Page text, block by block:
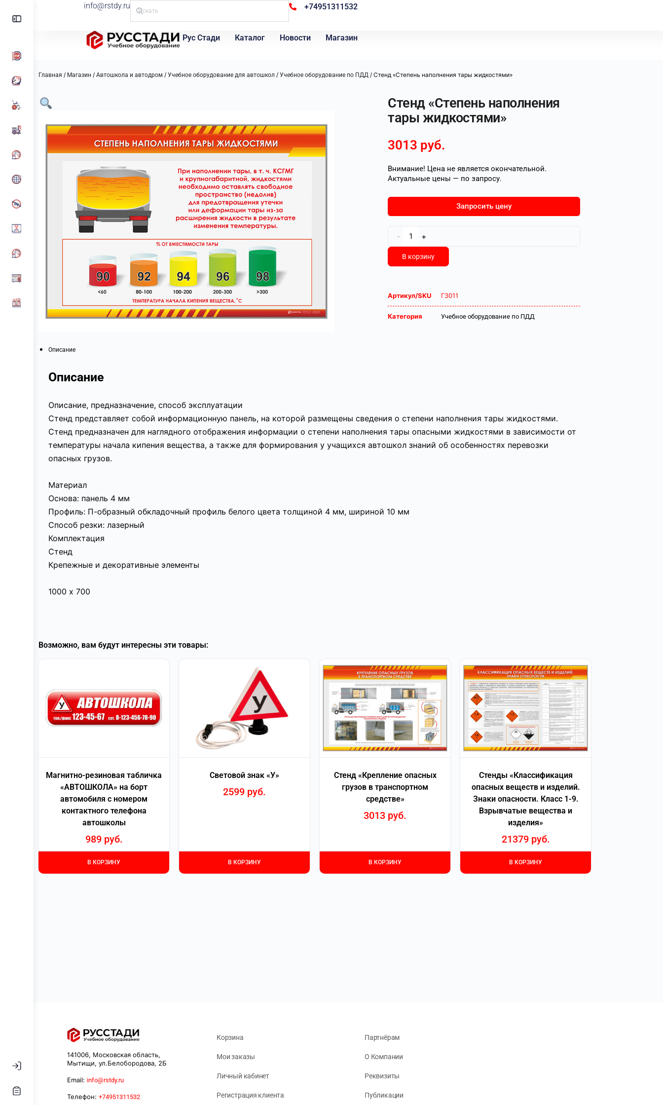
info@rstdy.ru +74951311532
Рус Стади Каталог Новости Магазин
Главная / Магазин / Автошкола и автодром / Учебное оборудование для автошкол / Учебное оборудование по ПДД / Стенд «Степень наполнения тары жидкостями»
Стенд «Степень наполнения
тары жидкостями»
3013 руб.
Внимание! Цена не является окончательной.
Актуальные цены — по запросу.
Запросить цену
- +
В корзину
Артикул/SKU Г3011
Категория Учебное оборудование по ПДД
Описание
Описание
Описание, предназначение, способ эксплуатации
Стенд представляет собой информационную панель, на которой размещены сведения о степени наполнения тары жидкостями.
Стенд предназначен для наглядного отображения информации о степени наполнения тары опасными жидкостями в зависимости от
температуры начала кипения вещества, а также для формирования у учащихся автошкол знаний об особенностях перевозки
опасных грузов.
Материал
Основа: панель 4 мм
Профиль: П-образный обкладочный профиль белого цвета толщиной 4 мм, шириной 10 мм
Способ резки: лазерный
Комплектация
Стенд
Крепежные и декоративные элементы
1000 х 700
Возможно, вам будут интересны эти товары:
Магнитно-резиновая табличка
«АВТОШКОЛА» на борт
автомобиля с номером
контактного телефона
автошколы
989 руб.
В КОРЗИНУ
Световой знак «У»
2599 руб.
В КОРЗИНУ
Стенд «Крепление опасных
грузов в транспортном
средстве»
3013 руб.
В КОРЗИНУ
Стенды «Классификация
опасных веществ и изделий.
Знаки опасности. Класс 1-9.
Взрывчатые вещества и
изделия»
21379 руб.
В КОРЗИНУ
141006, Московская область,
Мытищи, ул.Белобородова, 2Б
Email: info@rstdy.ru
Телефон: +74951311532
Корзина
Мои заказы
Личный кабинет
Регистрация клиента
Партнёрам
О Компании
Реквизиты
Публикации